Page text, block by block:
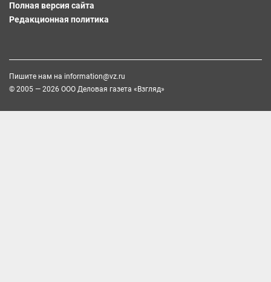
Полная версия сайта
Редакционная политика
Пишите нам на information@vz.ru
© 2005 — 2026 ООО Деловая газета «Взгляд»